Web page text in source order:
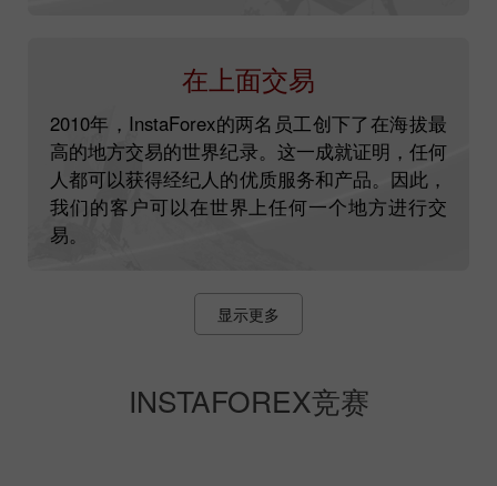
在上面交易
2010年，InstaForex的两名员工创下了在海拔最
高的地方交易的世界纪录。这一成就证明，任何
人都可以获得经纪人的优质服务和产品。因此，
我们的客户可以在世界上任何一个地方进行交
易。
显示更多
INSTAFOREX竞赛